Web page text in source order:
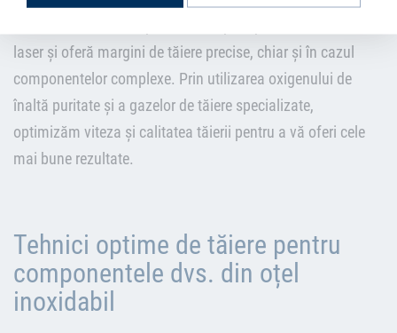
laser și oferă margini de tăiere precise, chiar și în cazul
componentelor complexe. Prin utilizarea oxigenului de
înaltă puritate și a gazelor de tăiere specializate,
optimizăm viteza și calitatea tăierii pentru a vă oferi cele
mai bune rezultate.
Tehnici optime de tăiere pentru
componentele dvs. din oțel
inoxidabil